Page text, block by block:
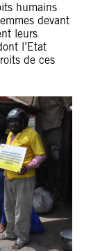
humains
devant
leurs
l’Etat
de ces